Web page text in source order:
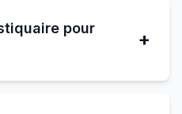
pour
+